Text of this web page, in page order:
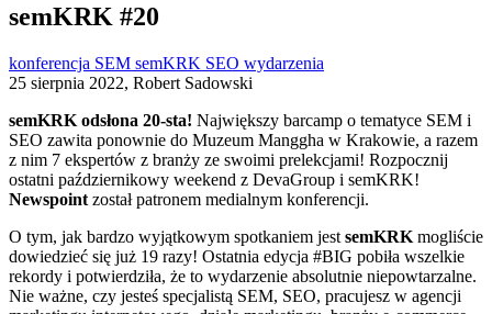
semKRK #20
konferencja SEM semKRK SEO wydarzenia
25 sierpnia 2022, Robert Sadowski
semKRK odsłona 20-sta! Największy barcamp o tematyce SEM i
SEO zawita ponownie do Muzeum Manggha w Krakowie, a razem
z nim 7 ekspertów z branży ze swoimi prelekcjami! Rozpocznij
ostatni październikowy weekend z DevaGroup i semKRK!
Newspoint został patronem medialnym konferencji.
O tym, jak bardzo wyjątkowym spotkaniem jest semKRK mogliście
dowiedzieć się już 19 razy! Ostatnia edycja #BIG pobiła wszelkie
rekordy i potwierdziła, że to wydarzenie absolutnie niepowtarzalne.
Nie ważne, czy jesteś specjalistą SEM, SEO, pracujesz w agencji